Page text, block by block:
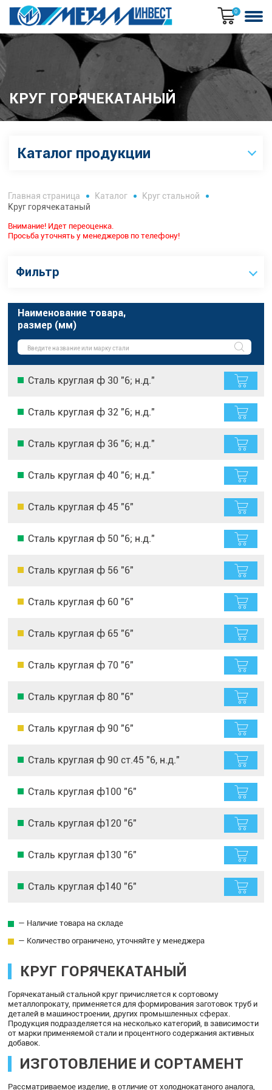
0
КРУГ ГОРЯЧЕКАТАНЫЙ
Каталог продукции
Главная страница Каталог
Круг стальной
Круг горячекатаный
Внимание! Идет переоценка.
Просьба уточнять у менеджеров по телефону!
Фильтр
Наименование товара,
размер (мм)
Сталь круглая ф 30 "6; н.д."
Сталь круглая ф 32 "6; н.д."
Сталь круглая ф 36 "6; н.д."
Сталь круглая ф 40 "6; н.д."
Сталь круглая ф 45 "6"
Сталь круглая ф 50 "6; н.д."
Сталь круглая ф 56 "6"
Сталь круглая ф 60 "6"
Сталь круглая ф 65 "6"
Сталь круглая ф 70 "6"
Сталь круглая ф 80 "6"
Сталь круглая ф 90 "6"
Сталь круглая ф 90 ст.45 "6, н.д."
Сталь круглая ф100 "6"
Сталь круглая ф120 "6"
Сталь круглая ф130 "6"
Сталь круглая ф140 "6"
— Наличие товара на складе
— Количество ограничено, уточняйте у менеджера
КРУГ ГОРЯЧЕКАТАНЫЙ
Горячекатаный стальной круг причисляется к сортовому
металлопрокату, применяется для формирования заготовок труб и
деталей в машиностроении, других промышленных сферах.
Продукция подразделяется на несколько категорий, в зависимости
от марки применяемой стали и процентного содержания активных
добавок.
ИЗГОТОВЛЕНИЕ И СОРТАМЕНТ
Рассматриваемое изделие, в отличие от холоднокатаного аналога,